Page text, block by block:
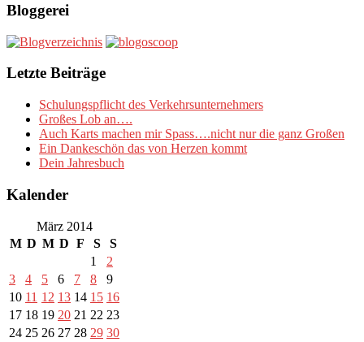
Bloggerei
Letzte Beiträge
Schulungspflicht des Verkehrsunternehmers
Großes Lob an….
Auch Karts machen mir Spass….nicht nur die ganz Großen
Ein Dankeschön das von Herzen kommt
Dein Jahresbuch
Kalender
März 2014
M D M D F S
S
1
2
3
4 5 6 7 8
9
10 11 12 13 14 15 16
17 18 19 20 21 22 23
24 25 26 27 28 29 30